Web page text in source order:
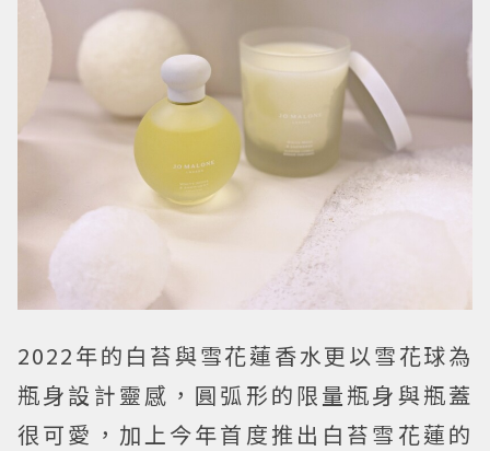
2022年的白苔與雪花蓮香水更以雪花球為
瓶身設計靈感，圓弧形的限量瓶身與瓶蓋
很可愛，加上今年首度推出白苔雪花蓮的